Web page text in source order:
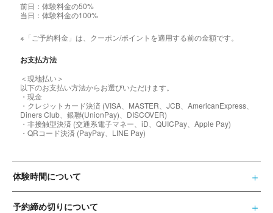
前日：体験料金の50%
当日：体験料金の100%
※「ご予約料金」は、クーポン/ポイントを適用する前の金額です。
お支払方法
＜現地払い＞
以下のお支払い方法からお選びいただけます。
・現金
・クレジットカード決済 (VISA、MASTER、JCB、AmericanExpress、
Diners Club、銀聯(UnionPay)、DISCOVER)
・非接触型決済 (交通系電子マネー、iD、QUICPay、Apple Pay)
・QRコード決済 (PayPay、LINE Pay)
体験時間について
予約締め切りについて